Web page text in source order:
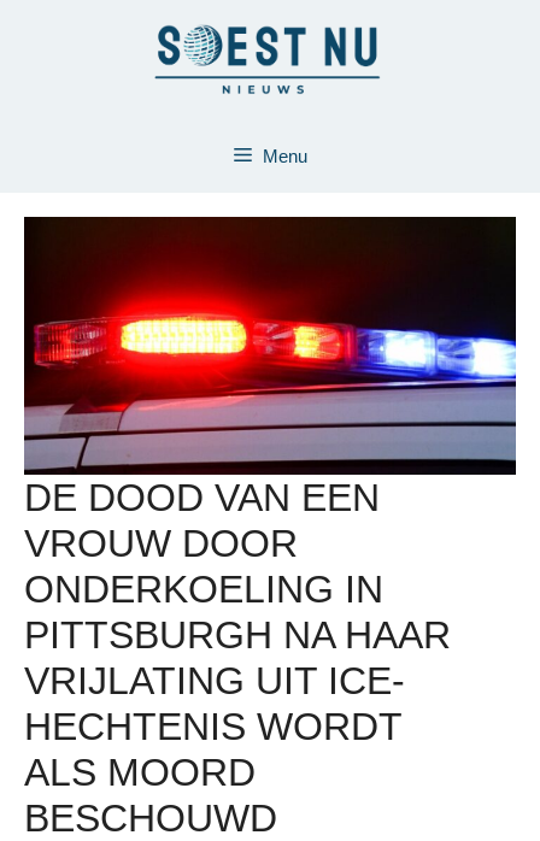
Menu
DE DOOD VAN EEN
VROUW DOOR
ONDERKOELING IN
PITTSBURGH NA HAAR
VRIJLATING UIT ICE-
HECHTENIS WORDT
ALS MOORD
BESCHOUWD